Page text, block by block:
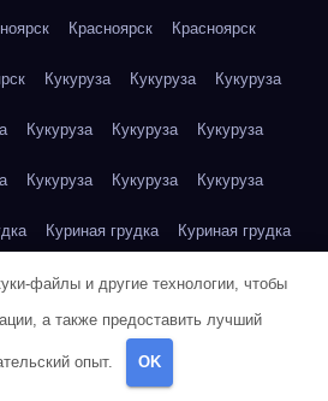
Красноярск Красноярск
Кукуруза Кукуруза Кукуруза
Кукуруза Кукуруза Кукуруза
Кукуруза Кукуруза Кукуруза
Куриная грудка Куриная грудка
Куриная грудка Куриная грудка
Куриная грудка Куриная грудка
Куриная грудка
файлы и другие технологии, чтобы
а также предоставить лучший
опыт. OK